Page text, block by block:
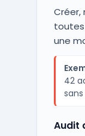
Créer,
toutes
une
42
Audit